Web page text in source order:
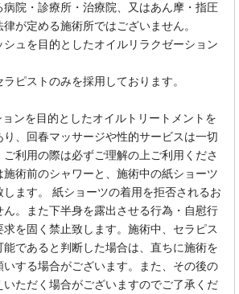
院・診療所・治療院、又はあん摩・指圧
が定める施術所ではございません。
シュを目的としたオイルリラクゼーション
ピストのみを採用しております。
ンを目的としたオイルトリートメントを
、回春マッサージや性的サービスは一切
利用の際は必ずご理解の上ご利用くださ
術前のシャワーと、施術中の紙ショーツ
ます。 紙ショーツの着用を拒否されるお
。また下半身を露出させる行為・自慰行
を固く禁止致します。施術中、セラピス
能であると判断した場合は、直ちに施術を
する場合がございます。また、その後の
ただく場合がございますのでご了承くだ